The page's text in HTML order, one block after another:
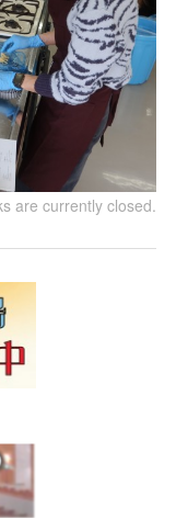
are currently closed.